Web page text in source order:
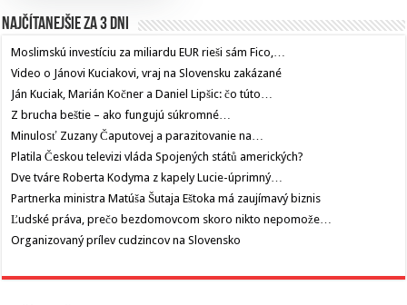
Najčítanejšie za 3 dni
Moslimskú investíciu za miliardu EUR rieši sám Fico,…
Video o Jánovi Kuciakovi, vraj na Slovensku zakázané
Ján Kuciak, Marián Kočner a Daniel Lipšic: čo túto…
Z brucha beštie – ako fungujú súkromné…
Minulosť Zuzany Čaputovej a parazitovanie na…
Platila Českou televizi vláda Spojených států amerických?
Dve tváre Roberta Kodyma z kapely Lucie-úprimný…
Partnerka ministra Matúša Šutaja Eštoka má zaujímavý biznis
Ľudské práva, prečo bezdomovcom skoro nikto nepomože…
Organizovaný prílev cudzincov na Slovensko